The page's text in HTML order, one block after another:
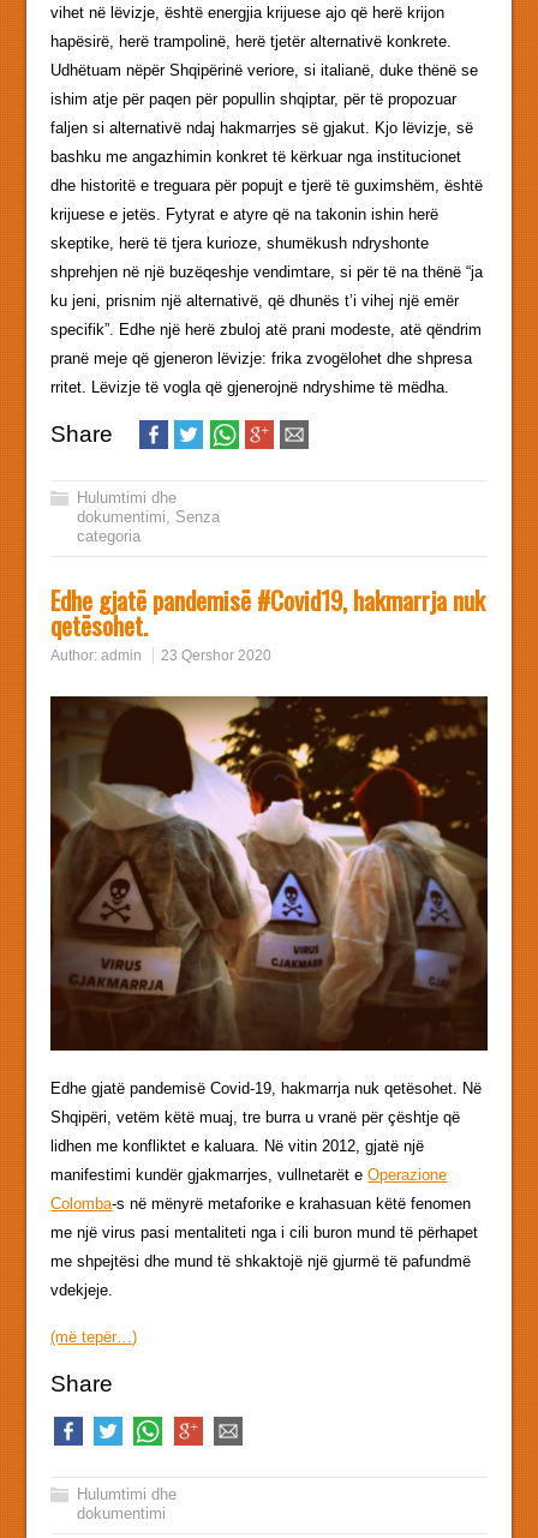
vihet në lëvizje, është energjia krijuese ajo që herë krijon
hapësirë, herë trampolinë, herë tjetër alternativë konkrete.
Udhëtuam nëpër Shqipërinë veriore, si italianë, duke thënë se
ishim atje për paqen për popullin shqiptar, për të propozuar
faljen si alternativë ndaj hakmarrjes së gjakut. Kjo lëvizje, së
bashku me angazhimin konkret të kërkuar nga institucionet
dhe historitë e treguara për popujt e tjerë të guximshëm, është
krijuese e jetës. Fytyrat e atyre që na takonin ishin herë
skeptike, herë të tjera kurioze, shumëkush ndryshonte
shprehjen në një buzëqeshje vendimtare, si për të na thënë “ja
ku jeni, prisnim një alternativë, që dhunës t’i vihej një emër
specifik”. Edhe një herë zbuloj atë prani modeste, atë qëndrim
pranë meje që gjeneron lëvizje: frika zvogëlohet dhe shpresa
rritet. Lëvizje të vogla që gjenerojnë ndryshime të mëdha.
Share
Hulumtimi dhe
dokumentimi
Senza
categoria
Edhe gjatë pandemisë #Covid19, hakmarrja nuk
qetësohet.
Author:admin 23 Qershor 2020
Edhe gjatë pandemisë Covid-19, hakmarrja nuk qetësohet. Në
Shqipëri, vetëm këtë muaj, tre burra u vranë për çështje që
lidhen me konfliktet e kaluara. Në vitin 2012, gjatë një
manifestimi kundër gjakmarrjes, vullnetarët eOperazione
Colomba-s në mënyrë metaforike e krahasuan këtë fenomen
me një virus pasi mentaliteti nga i cili buron mund të përhapet
me shpejtësi dhe mund të shkaktojë një gjurmë të pafundmë
vdekjeje.
(më tepër…)
Share
Hulumtimi dhe
dokumentimi